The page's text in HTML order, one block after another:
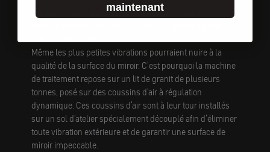
fonctionne alors avec des broches et des axes sans
Même les plus petites vibrations pourraient nuire à la
qualité de la surface du miroir. C'est pourquoi la machine
de traitement repose sur un lit de granit de plusieurs
tonnes, posé sur des coussins d'air à régulation
dynamique. Ces coussins d'air sont à leur tour installés
sur un sol d'atelier spécialement découplé afin d'éliminer
toute vibration extérieure et de garantir une surface de
miroir impeccable.
maintenant